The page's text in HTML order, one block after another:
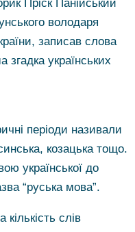
Пріск Панійський
володаря
записав слова
згадка українських
періоди називали
козацька тощо.
української до
“руська мова”.
слів